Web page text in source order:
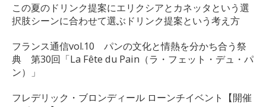
この夏のドリンク提案にエリクシアとカネッタという選
択肢シーンに合わせて選ぶドリンク提案という考え方
フランス通信vol.10 パンの文化と情熱を分かち合う祭
典 第30回「La Fête du Pain（ラ・フェット・デュ・パ
ン）」
フレデリック・ブロンディール ローンチイベント【開催